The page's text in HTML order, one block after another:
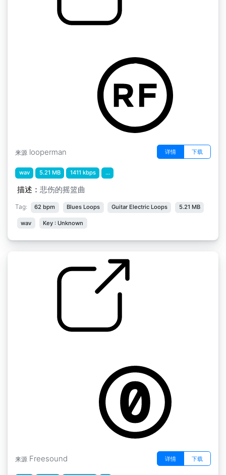
来源 looperman 详情 下载
wav 5.21 MB 1411 kbps ...
描述： 悲伤的摇篮曲
Tag: 62 bpm Blues Loops Guitar Electric Loops 5.21 MB
wav Key : Unknown
来源 Freesound 详情 下载